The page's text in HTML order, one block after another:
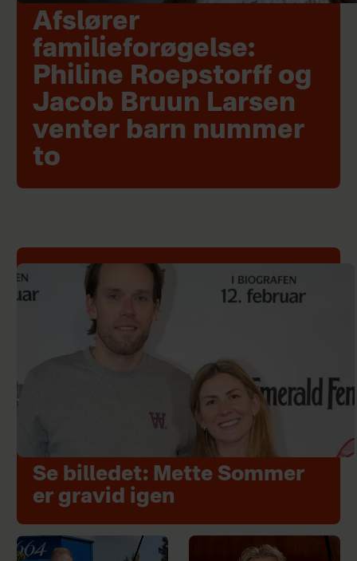
Afslører
familieforøgelse:
Philine Roepstorff og
Jacob Bruun Larsen
venter barn nummer
to
Se billedet: Mette Sommer
er gravid igen